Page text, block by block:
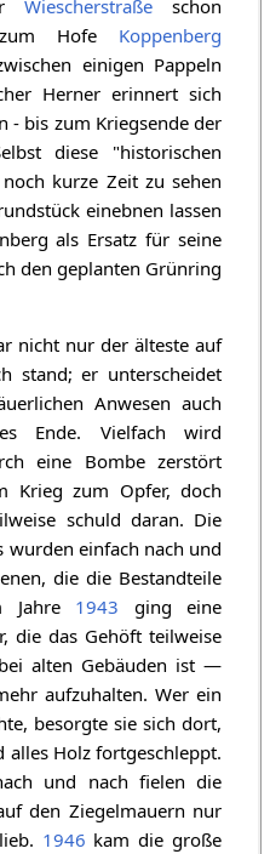
Wiescherstraße schon
Hofe Koppenberg
einigen Pappeln
Herner erinnert sich
- bis zum Kriegsende der
diese "historischen
kurze Zeit zu sehen
einebnen lassen
als Ersatz für seine
den geplanten Grünring
nicht nur der älteste auf
stand; er unterscheidet
Anwesen auch
Ende. Vielfach wird
eine Bombe zerstört
Krieg zum Opfer, doch
schuld daran. Die
wurden einfach nach und
die die Bestandteile
Jahre 1943 ging eine
die das Gehöft teilweise
alten Gebäuden ist —
aufzuhalten. Wer ein
besorgte sie sich dort,
alles Holz fortgeschleppt.
und nach fielen die
den Ziegelmauern nur
1946 kam die große